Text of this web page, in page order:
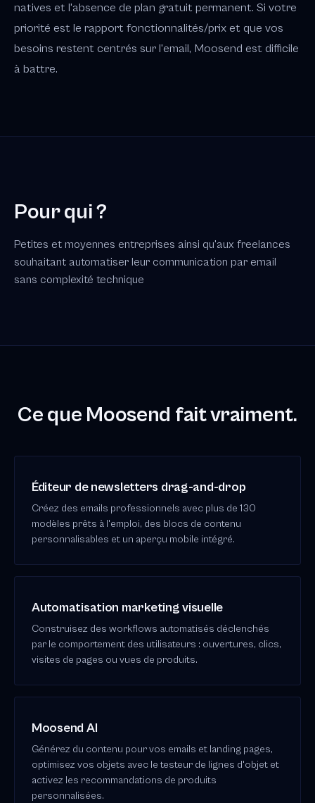
natives et l'absence de plan gratuit permanent. Si votre
priorité est le rapport fonctionnalités/prix et que vos
besoins restent centrés sur l'email, Moosend est difficile
à battre.
Pour qui ?
Petites et moyennes entreprises ainsi qu'aux freelances
souhaitant automatiser leur communication par email
sans complexité technique
Ce que Moosend fait vraiment.
Éditeur de newsletters drag-and-drop
Créez des emails professionnels avec plus de 130
modèles prêts à l'emploi, des blocs de contenu
personnalisables et un aperçu mobile intégré.
Automatisation marketing visuelle
Construisez des workflows automatisés déclenchés
par le comportement des utilisateurs : ouvertures, clics,
visites de pages ou vues de produits.
Moosend AI
Générez du contenu pour vos emails et landing pages,
optimisez vos objets avec le testeur de lignes d'objet et
activez les recommandations de produits
personnalisées.